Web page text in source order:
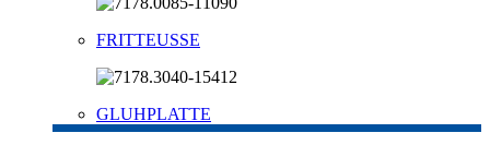
FRITTEUSSE
GLUHPLATTE